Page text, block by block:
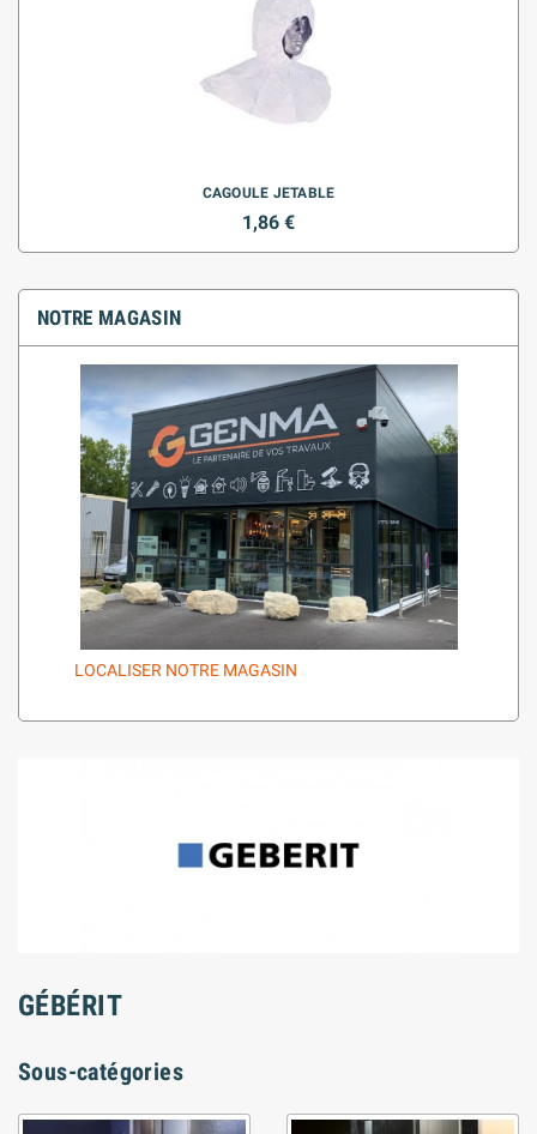
CAGOULE JETABLE
1,86 €
NOTRE MAGASIN
LOCALISER NOTRE MAGASIN
GÉBÉRIT
Sous-catégories